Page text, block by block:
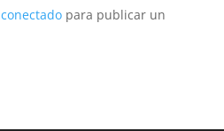
conectadopara publicar un